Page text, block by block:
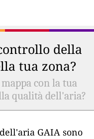
della
tua zona?
con la tua
qualità dell'aria?
GAIA sono